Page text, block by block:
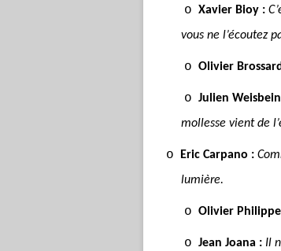
o Xavier Bioy :
vous ne l’écoutez
o Olivier
o Julien
mollesse vient de
o Eric Carpano :
lumière.
o Olivier
o Jean Joana : Il